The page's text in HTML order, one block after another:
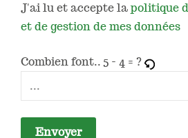
J'ai lu et accepte lapolitique
et de gestion de mes données
Combien font.. 5 - 4 = ?